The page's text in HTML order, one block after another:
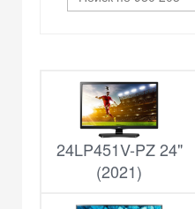
24LP451V-PZ 24"
(2021)